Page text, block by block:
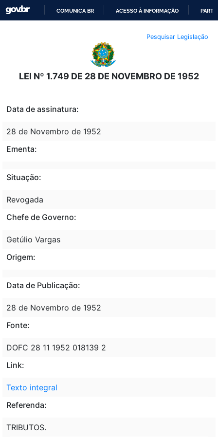
O
CONTEÚDO
COMUNICA BR ACESSO À INFORMAÇÃO
Pesquisar Legislação
LEI Nº 1.749 DE 28 DE NOVEMBRO DE 1952
Data de assinatura:
28 de Novembro de 1952
Ementa:
Situação:
Revogada
Chefe de Governo:
Getúlio Vargas
Origem:
Data de Publicação:
28 de Novembro de 1952
Fonte:
DOFC 28 11 1952 018139 2
Link:
Texto integral
Referenda:
TRIBUTOS.